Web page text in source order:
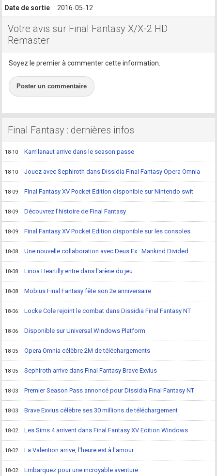
Date de sortie
: 2016-05-12
Votre avis sur Final Fantasy X/X-2 HD
Remaster
Soyez le premier à commenter cette information.
Poster un commentaire
Final Fantasy : dernières infos
18-10 Kam'lanaut arrive dans le season passe
18-10 Jouez avec Sephiroth dans Dissidia Final Fantasy Opera Omnia
18-09 Final Fantasy XV Pocket Edition disponible sur Nintendo swit
18-09 Découvrez l'histoire de Final Fantasy
18-09 Final Fantasy XV Pocket Edition disponible sur les consoles
18-08 Une nouvelle collaboration avec Deus Ex : Mankind Divided
18-08 Linoa Heartilly entre dans l'arène du jeu
18-08 Mobius Final Fantasy fête son 2e anniversaire
18-06 Locke Cole rejoint le combat dans Dissidia Final Fantasy NT
18-06 Disponible sur Universal Windows Platform
18-05 Opera Omnia célèbre 2M de téléchargements
18-05 Sephiroth arrive dans Final Fantasy Brave Exvius
18-03 Premier Season Pass annoncé pour Dissidia Final Fantasy NT
18-03 Brave Exvius célèbre ses 30 millions de téléchargement
18-02 Les Sims 4 arrivent dans Final Fantasy XV Edition Windows
18-02 La Valention arrive, l'heure est à l'amour
18-02 Embarquez pour une incroyable aventure